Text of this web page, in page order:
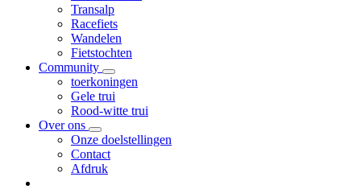
Transalp
Racefiets
Wandelen
Fietstochten
Community
toerkoningen
Gele trui
Rood-witte trui
Over ons
Onze doelstellingen
Contact
Afdruk